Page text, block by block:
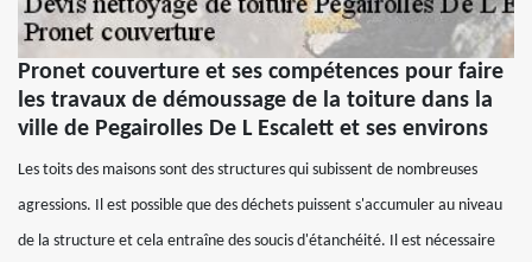
Pronet couverture et ses compétences pour faire
les travaux de démoussage de la toiture dans la
ville de Pegairolles De L Escalett et ses environs
Les toits des maisons sont des structures qui subissent de nombreuses
agressions. Il est possible que des déchets puissent s'accumuler au niveau
de la structure et cela entraîne des soucis d'étanchéité. Il est nécessaire